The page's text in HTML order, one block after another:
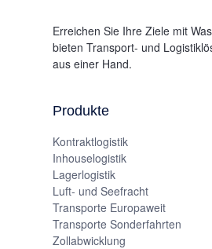
Erreichen Sie Ihre Ziele mit
bieten Transport- und
aus einer Hand.
Produkte
Kontraktlogistik
Inhouselogistik
Lagerlogistik
Luft- und Seefracht
Transporte Europaweit
Transporte Sonderfahrten
Zollabwicklung